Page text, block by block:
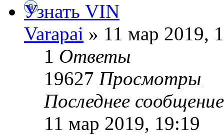
Узнать VIN
Varapai » 11 мар 2019,
1 Ответы
19627 Просмотры
Последнее
11 мар 2019, 19:19